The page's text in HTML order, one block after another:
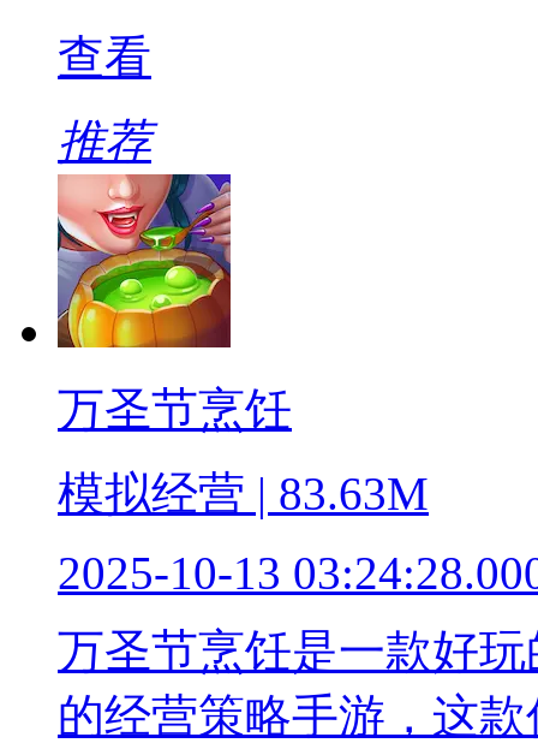
查看
推荐
万圣节烹饪
模拟经营 | 83.63M
2025-10-13
万圣节烹饪是一款好
的经营策略手游，这